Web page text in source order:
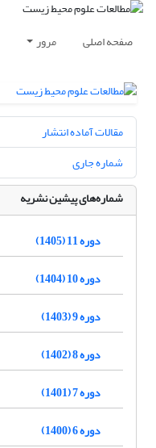
صفحه اصلی مرور
مقالات آماده انتشار
شماره جاری
شماره‌های پیشین نشریه
دوره 11 (1405)
دوره 10 (1404)
دوره 9 (1403)
دوره 8 (1402)
دوره 7 (1401)
دوره 6 (1400)